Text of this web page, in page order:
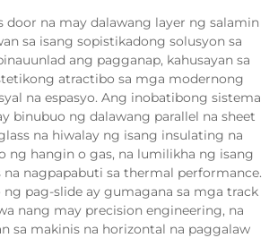
sa Amin
door na may dalawang layer ng salamin
sa isang sopistikadong solusyon sa
ang pagganap, kahusayan sa
atractibo sa mga modernong
na espasyo. Ang inobatibong sistema
binubuo ng dalawang parallel na sheet
na hiwalay ng isang insulating na
ng hangin o gas, na lumilikha ng isang
na nagpapabuti sa thermal performance.
pag-slide ay gumagana sa mga track
nang may precision engineering, na
sa makinis na horizontal na paggalaw